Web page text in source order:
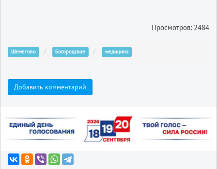
Просмотров: 2484
Шеметово Богородское медицина
Добавить комментарий